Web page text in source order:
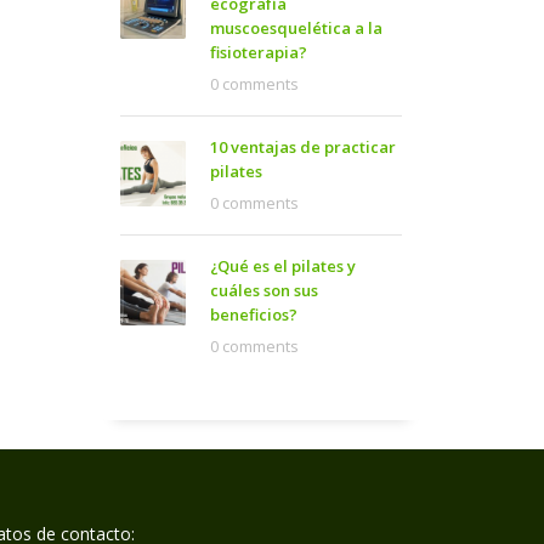
muscoesquelética a la
fisioterapia?
0 comments
10 ventajas de practicar
pilates
0 comments
¿Qué es el pilates y
cuáles son sus
beneficios?
0 comments
de contacto: